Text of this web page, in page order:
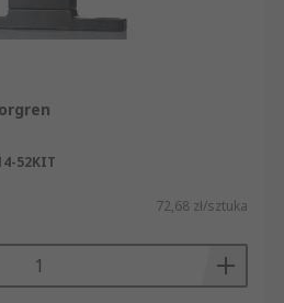
52KIT
72,68 zł/sztuka